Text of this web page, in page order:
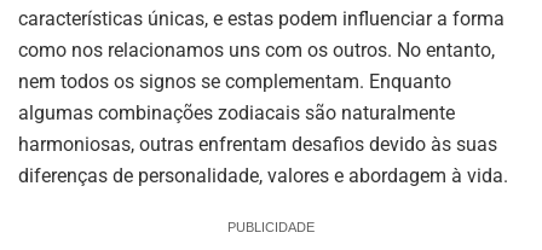
características únicas, e estas podem influenciar a forma
como nos relacionamos uns com os outros. No entanto,
nem todos os signos se complementam. Enquanto
algumas combinações zodiacais são naturalmente
harmoniosas, outras enfrentam desafios devido às suas
diferenças de personalidade, valores e abordagem à vida.
PUBLICIDADE